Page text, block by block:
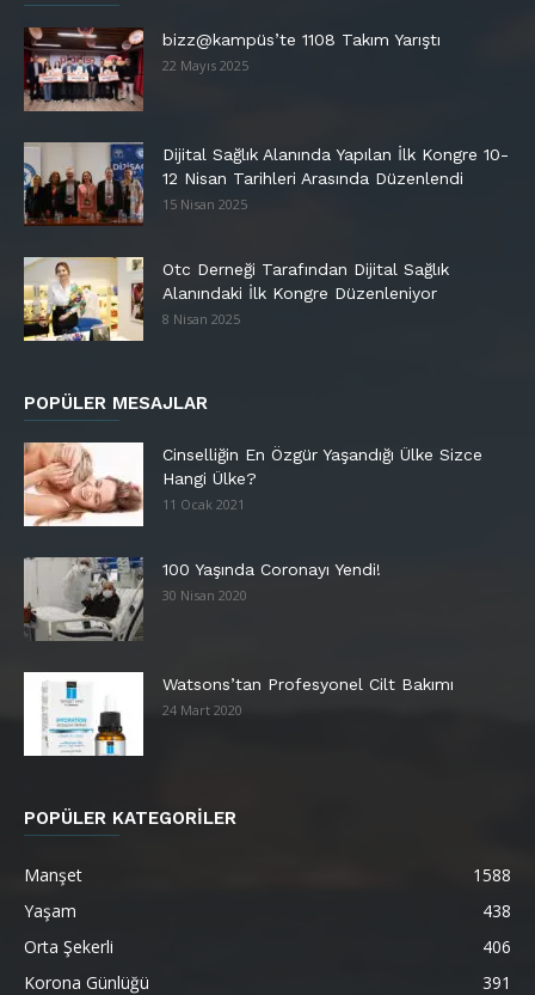
bizz@kampüs’te 1108 Takım Yarıştı
22 Mayıs 2025
Dijital Sağlık Alanında Yapılan İlk Kongre 10-
12 Nisan Tarihleri Arasında Düzenlendi
15 Nisan 2025
Otc Derneği Tarafından Dijital Sağlık
Alanındaki İlk Kongre Düzenleniyor
8 Nisan 2025
POPÜLER MESAJLAR
Cinselliğin En Özgür Yaşandığı Ülke Sizce
Hangi Ülke?
11 Ocak 2021
100 Yaşında Coronayı Yendi!
30 Nisan 2020
Watsons’tan Profesyonel Cilt Bakımı
24 Mart 2020
POPÜLER KATEGORİLER
Manşet
1588
Yaşam
438
Orta Şekerli
406
Korona Günlüğü
391